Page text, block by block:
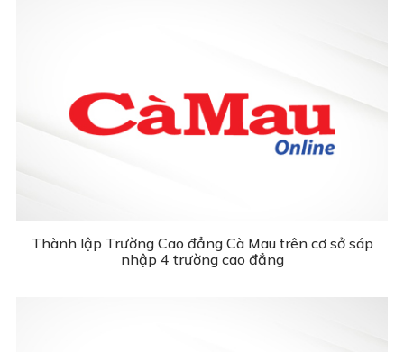
Thành lập Trường Cao đẳng Cà Mau trên cơ sở sáp
nhập 4 trường cao đẳng